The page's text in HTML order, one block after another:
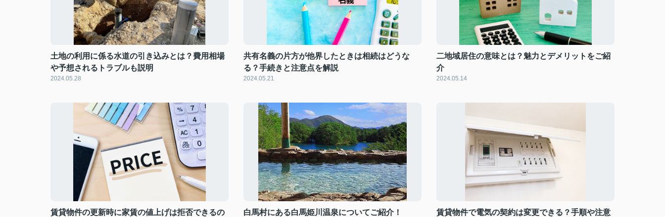
土地の利用に係る水道の引き込みとは？費用相場
や予想されるトラブルも説明
2024.05.28
共有名義の片方が他界したときは相続はどうな
る？手続きと注意点を解説
2024.05.21
二地域居住の意味とは？魅力とデメリットをご紹
介
2024.05.14
賃貸物件の更新時に家賃の値上げは拒否できるの
白馬村にある白馬姫川温泉についてご紹介！
賃貸物件で電気の契約は変更できる？手順や注意